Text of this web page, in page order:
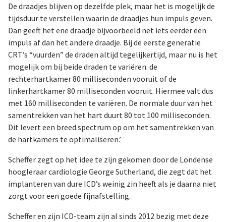
De draadjes blijven op dezelfde plek, maar het is mogelijk de
tijdsduur te verstellen waarin de draadjes hun impuls geven.
Dan geeft het ene draadje bijvoorbeeld net iets eerder een
impuls af dan het andere draadje. Bij de eerste generatie
CRT’s “vuurden” de draden altijd tegelijkertijd, maar nu is het
mogelijk om bij beide draden te variëren: de
rechterhartkamer 80 milliseconden vooruit of de
linkerhartkamer 80 milliseconden vooruit. Hiermee valt dus
met 160 milliseconden te variëren. De normale duur van het
samentrekken van het hart duurt 80 tot 100 milliseconden.
Dit levert een breed spectrum op om het samentrekken van
de hartkamers te optimaliseren.’
Scheffer zegt op het idee te zijn gekomen door de Londense
hoogleraar cardiologie George Sutherland, die zegt dat het
implanteren van dure ICD’s weinig zin heeft als je daarna niet
zorgt voor een goede fijnafstelling.
Scheffer en zijn ICD-team zijn al sinds 2012 bezig met deze